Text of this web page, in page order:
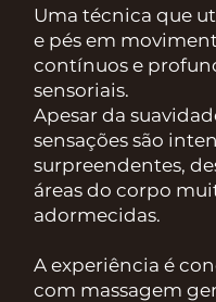
Uma técnica que
e pés em
contínuos e
sensoriais.
Apesar da
sensações são
surpreendentes,
áreas do corpo
adormecidas.
A experiência é
com massagem